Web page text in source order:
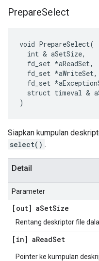
PrepareSelect
void PrepareSelect(
  int & aSetSize,
  fd_set *aReadSet,
  fd_set *aWriteSet,
fd_set
struct timeval &
)
Siapkan kumpulan
select() .
Detail
Parameter
[out] aSetSize
Rentang deskriptor file
[in] aReadSet
Pointer ke kumpulan